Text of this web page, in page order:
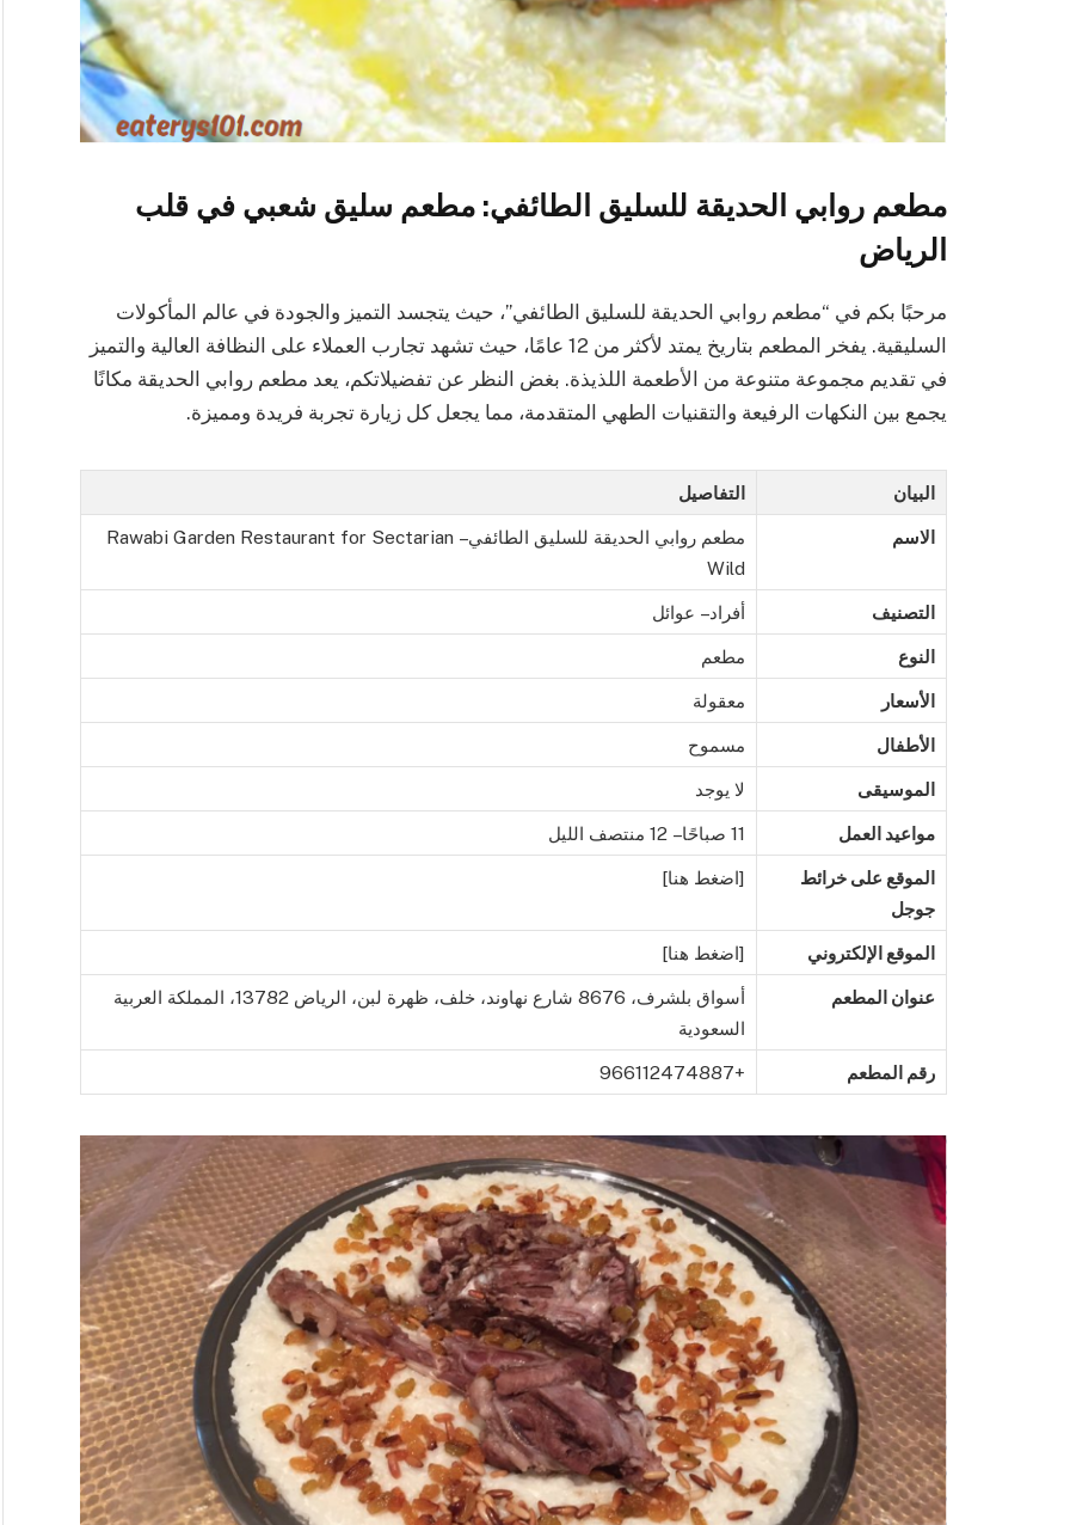
مطعم روابي الحديقة للسليق الطائفي: مطعم سليق شعبي في قلب
الرياض
مرحبًا بكم في “مطعم روابي الحديقة للسليق الطائفي”، حيث يتجسد التميز والجودة في عالم المأكولات
السليقية. يفخر المطعم بتاريخ يمتد لأكثر من 12 عامًا، حيث تشهد تجارب العملاء على النظافة العالية والتميز
في تقديم مجموعة متنوعة من الأطعمة اللذيذة. بغض النظر عن تفضيلاتكم، يعد مطعم روابي الحديقة مكانًا
يجمع بين النكهات الرفيعة والتقنيات الطهي المتقدمة، مما يجعل كل زيارة تجربة فريدة ومميزة.
البيان التفاصيل
الاسم
مطعم روابي الحديقة للسليق الطائفي – Rawabi Garden Restaurant for Sectarian
Wild
التصنيف أفراد – عوائل
النوع مطعم
الأسعار معقولة
الأطفال مسموح
الموسيقى لا يوجد
مواعيد العمل 11 صباحًا – 12 منتصف الليل
الموقع على خرائط
جوجل
[اضغط هنا]
الموقع الإلكتروني [اضغط هنا]
عنوان المطعم
أسواق بلشرف، 8676 شارع نهاوند، خلف، ظهرة لبن، الرياض 13782، المملكة العربية
السعودية
رقم المطعم +966112474887